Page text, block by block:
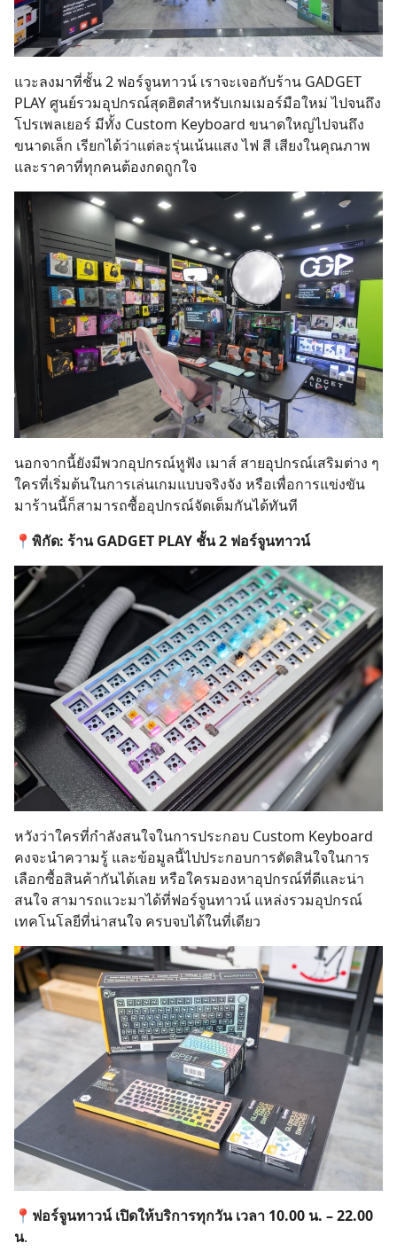
แวะลงมาที่ชั้น 2 ฟอร์จูนทาวน์ เราจะเจอกับร้าน GADGET
PLAY ศูนย์รวมอุปกรณ์สุดฮิตสำหรับเกมเมอร์มือใหม่ ไปจนถึง
โปรเพลเยอร์ มีทั้ง Custom Keyboard ขนาดใหญ่ไปจนถึง
ขนาดเล็ก เรียกได้ว่าแต่ละรุ่นเน้นแสง ไฟ สี เสียงในคุณภาพ
และราคาที่ทุกคนต้องกดถูกใจ
นอกจากนี้ยังมีพวกอุปกรณ์หูฟัง เมาส์ สายอุปกรณ์เสริมต่าง ๆ
ใครที่เริ่มต้นในการเล่นเกมแบบจริงจัง หรือเพื่อการแข่งขัน
มาร้านนี้ก็สามารถซื้ออุปกรณ์จัดเต็มกันได้ทันที
📍พิกัด: ร้าน GADGET PLAY ชั้น 2 ฟอร์จูนทาวน์
หวังว่าใครที่กำลังสนใจในการประกอบ Custom Keyboard
คงจะนำความรู้ และข้อมูลนี้ไปประกอบการตัดสินใจในการ
เลือกซื้อสินค้ากันได้เลย หรือใครมองหาอุปกรณ์ที่ดีและน่า
สนใจ สามารถแวะมาได้ที่ฟอร์จูนทาวน์ แหล่งรวมอุปกรณ์
เทคโนโลยีที่น่าสนใจ ครบจบได้ในที่เดียว
📍ฟอร์จูนทาวน์ เปิดให้บริการทุกวัน เวลา 10.00 น. – 22.00
น.